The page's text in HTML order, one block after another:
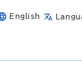
English